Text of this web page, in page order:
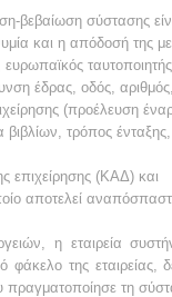
βεβαίωση σύστασης
και η απόδοσή της
έδρας, οδός,
(προέλευση
βιβλίων, τρόπος
επιχείρησης (ΚΑΔ) και
αποτελεί
η εταιρεία
φάκελο της
πραγματοποίησε τη